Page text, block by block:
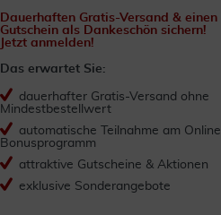
Dauerhaften Gratis-Versand & einen
Gutschein als Dankeschön sichern!
Jetzt anmelden!
Das erwartet Sie:
dauerhafter Gratis-Versand ohne
Mindestbestellwert
automatische Teilnahme am
Bonusprogramm
attraktive Gutscheine & Aktionen
exklusive Sonderangebote